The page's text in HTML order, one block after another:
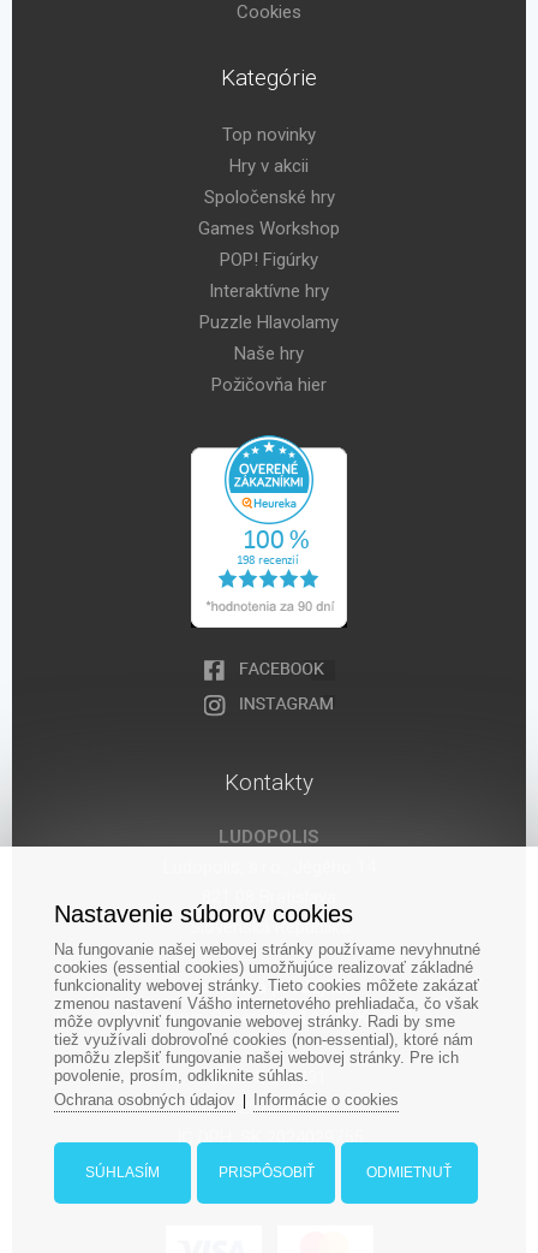
Cookies
Kategórie
Top novinky
Hry v akcii
Spoločenské hry
Games Workshop
POP! Figúrky
Interaktívne hry
Puzzle Hlavolamy
Naše hry
Požičovňa hier
Kontakty
LUDOPOLIS
Slovenská Republika
Kamenná predajňa:
Bratislava, Seberíniho 14 (OC Kocka)
IČO: 47619431
DIČ: 2024029755
IČ DPH: SK 2024029755
Nastavenie súborov cookies
Na fungovanie našej webovej stránky používame nevyhnutné
cookies (essential cookies) umožňujúce realizovať základné
funkcionality webovej stránky. Tieto cookies môžete zakázať
zmenou nastavení Vášho internetového prehliadača, čo však
môže ovplyvniť fungovanie webovej stránky. Radi by sme
tiež využívali dobrovoľné cookies (non-essential), ktoré nám
pomôžu zlepšiť fungovanie našej webovej stránky. Pre ich
povolenie, prosím, odkliknite súhlas.
Ochrana osobných údajov| Informácie o cookies
SÚHLASÍM PRISPÔSOBIŤ ODMIETNUŤ